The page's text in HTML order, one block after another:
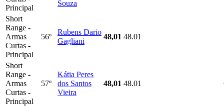
Principal
Souza
Short
Range -
Armas
Curtas -
Principal
56º
Rubens Dario
Gagliani
48,01 48.01
Short
Range -
Armas
Curtas -
Principal
57º
Kátia Peres
dos Santos
Vieira
48,01 48.01